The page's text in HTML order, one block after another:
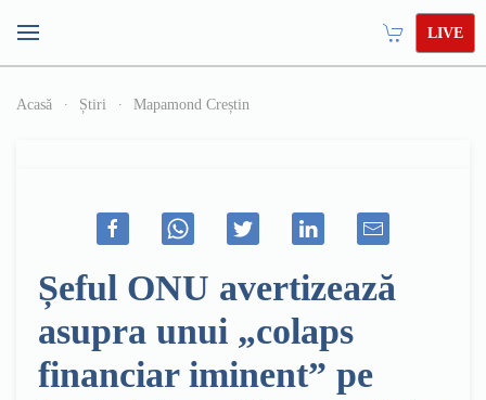
LIVE
Acasă Știri Mapamond Creștin
Șeful ONU avertizează
asupra unui „colaps
financiar iminent” pe